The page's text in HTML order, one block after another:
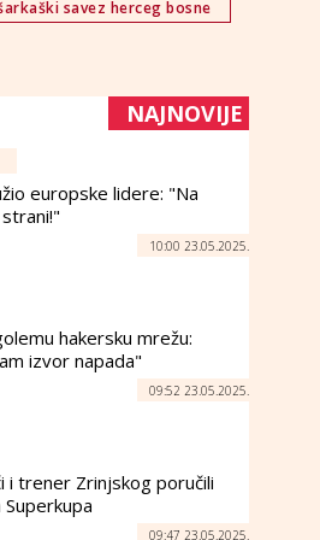
savez herceg bosne
NAJNOVIJE
europske lidere: "Na
10:00 23.05.2025.
hakersku mrežu:
izvor napada"
09:52 23.05.2025.
i trener Zrinjskog poručili
09:47 23.05.2025.